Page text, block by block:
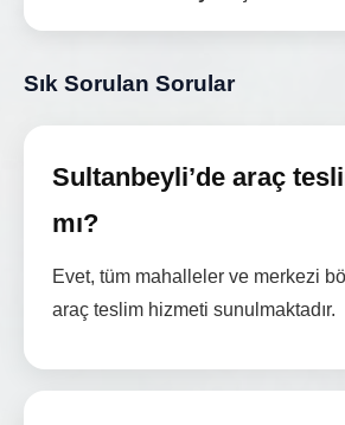
Sık Sorulan Sorular
Sultanbeyli’de araç
mı?
Evet, tüm mahalleler ve merkezi
araç teslim hizmeti sunulmaktadır.